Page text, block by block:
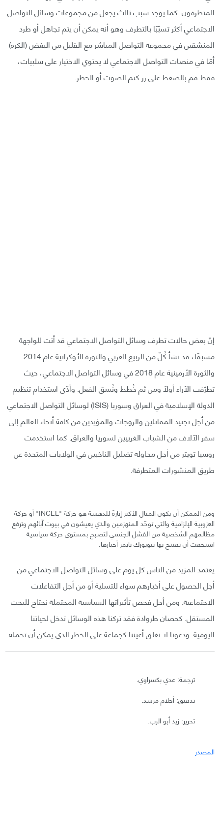
المتطرفون. كما يوجد سبب ثالث يجعل من مجموعات وسائل التواصل
الاجتماعي أكثر تسبّبًا بالتطرف وهو أنه يمكن أن يتم تجاهل أو طرد
المنشقين في مجموعة التواصل المباشر مع القليل من البغض (الكره)
أمّا في منصات التواصل الاجتماعي لا يحتوي الاختيار على سلبيات،
فقط قم بالضغط على زر كتم الصوت أو الحظر.
إنّ بعض حالات تطرف وسائل التواصل الاجتماعي قد أتت للواجهة
مسبقًا، قد نشأ كُلّ من الربيع العربي والثورة الأوكرانية عام 2014
والثورة الأرمينية عام 2018 في وسائل التواصل الاجتماعي، حيث
تطرّفت الآراء أولًا ومن ثم خُطط ونُسق الفعل. وأدّى استخدام تنظيم
الدولة الإسلامية في العراق وسوريا (ISIS) لوسائل التواصل الاجتماعي
من أجل تجنيد المقاتلين والزوجات والمؤيدين من كافة أنحاء العالم إلى
سفر الآلاف من الشباب الغربيين لسوريا والعراق. كما استخدمت
روسيا تويتر من أجل محاولة تضليل الناخبين في الولايات المتحدة عن
طريق المنشورات المتطرفة.
ومن الممكن أن يكون المثال الأكثر إثارةً للدهشة هو حركة "INCEL" أو حركة
العزوبية الإلزامية والتي توحّد المنهزمين والذي يعيشون في بيوت آبائهم وترفع
مظالمهم الشخصية من الفشل الجنسي لتصبح بمستوى حركة سياسية
استحقت أن تفتتح بها نيويورك تايمز أخبارها.
يعتمد المزيد من الناس كل يوم على وسائل التواصل الاجتماعي من
أجل الحصول على أخبارهم سواء للتسلية أو من أجل التفاعلات
الاجتماعية. ومن أجل فحص تأثيراتها السياسية المحتملة نحتاج للبحث
المستقل. كحصان طروادة فقد تركنا هذه الوسائل تدخل لحياتنا
اليومية. ودعونا لا نغلق أعيننا كجماعة على الخطر الذي يمكن أن تحمله.
ترجمة: عدي بكسراوي.
تدقيق: أحلام مرشد.
تحرير: زيد أبو الرب.
المصدر